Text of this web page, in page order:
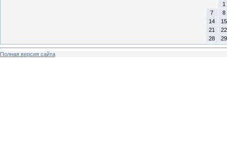
1
7
8
14
15
21
22
28
29
Полная версия сайта